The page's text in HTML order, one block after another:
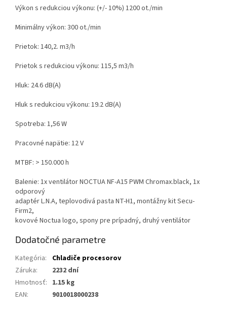
Výkon s redukciou výkonu: (+/- 10%) 1200 ot./min
Minimálny výkon: 300 ot./min
Prietok: 140,2. m3/h
Prietok s redukciou výkonu: 115,5 m3/h
Hluk: 24.6 dB(A)
Hluk s redukciou výkonu: 19.2 dB(A)
Spotreba: 1,56 W
Pracovné napätie: 12 V
MTBF: > 150.000 h
Balenie: 1x ventilátor NOCTUA NF-A15 PWM Chromax.black, 1x
odporový
adaptér L.N.A, teplovodivá pasta NT-H1, montážny kit Secu-
Firm2,
kovové Noctua logo, spony pre prípadný, druhý ventilátor
Dodatočné parametre
Kategória:
Chladiče procesorov
Záruka:
2232 dní
Hmotnosť: 1.15 kg
EAN: 9010018000238